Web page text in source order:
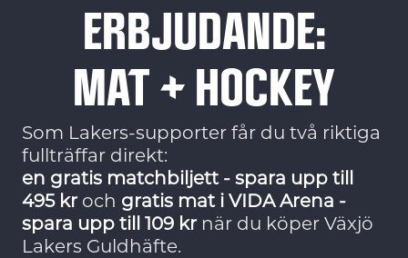
ERBJUDANDE:
MAT + HOCKEY
Som Lakers-supporter får du två riktiga
fullträffar direkt:
en gratis matchbiljett - spara upp till
495 kr och gratis mat i VIDA Arena -
spara upp till 109 kr när du köper Växjö
Lakers Guldhäfte.